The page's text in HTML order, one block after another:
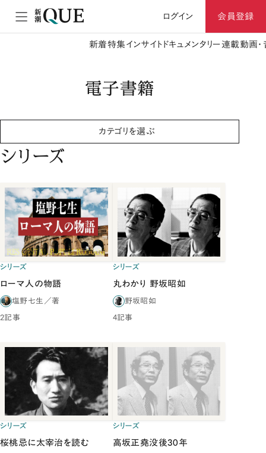
ログイン 会員登録
新着特集 インサイト ドキュメンタリー 連載動画
電子書籍
カテゴリを選ぶ
シリーズ
シリーズ
ローマ人の物語
塩野七生／著
2記事
シリーズ
丸わかり 野坂昭如
野坂昭如
4記事
シリーズ
桜桃忌に太宰治を読む
シリーズ
高坂正堯没後30年